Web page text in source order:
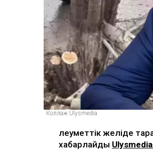
Коллаж Ulysmedia
Әлеуметтік желіде
хабарлайды